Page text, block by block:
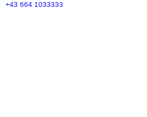
+43 664 1033333